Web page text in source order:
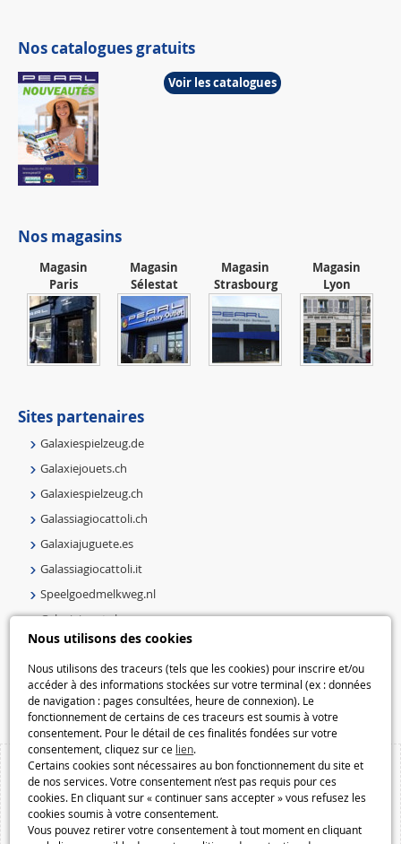
Nous utilisons des cookies
Nous utilisons des traceurs (tels que les cookies) pour inscrire et/ou
accéder à des informations stockées sur votre terminal (ex : données
de navigation : pages consultées, heure de connexion). Le
fonctionnement de certains de ces traceurs est soumis à votre
consentement. Pour le détail de ces finalités fondées sur votre
consentement, cliquez sur ce lien.
Certains cookies sont nécessaires au bon fonctionnement du site et
de nos services. Votre consentement n’est pas requis pour ces
cookies. En cliquant sur « continuer sans accepter » vous refusez les
cookies soumis à votre consentement.
Vous pouvez retirer votre consentement à tout moment en cliquant
Nos catalogues gratuits
Voir les catalogues
Nos magasins
Magasin
Paris
Magasin
Sélestat
Magasin
Strasbourg
Magasin
Lyon
Sites partenaires
Galaxiespielzeug.de
Galaxiejouets.ch
Galaxiespielzeug.ch
Galassiagiocattoli.ch
Galaxiajuguete.es
Galassiagiocattoli.it
Speelgoedmelkweg.nl
Galaxiejouets.be
Galaxiespielzeug.be
Speelgoedmelkweg.be
Macway.com